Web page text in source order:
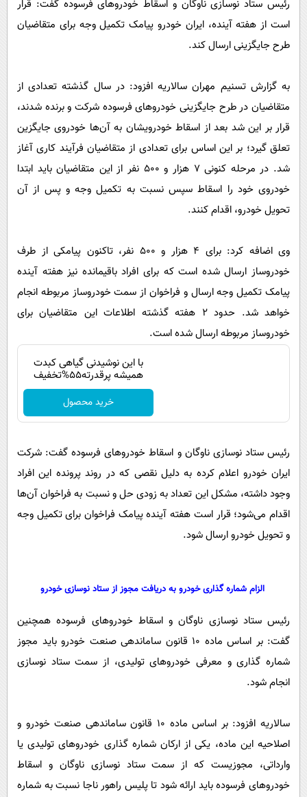
سرگرمی
فناوری
حوادث
محیط زیست
سلامت
بین الملل
سیاست خارجی
پیامک
روانشناسی
دانلود
رئیس ستاد نوسازی ناوگان و اسقاط خودروهای فرسوده گفت: قرار
است از هفته آینده، ایران خودرو پیامک تکمیل وجه برای متقاضیان
طرح جایگزینی ارسال کند.
به گزارش تسنیم مهران سالاریه افزود: در سال گذشته تعدادی از
متقاضیان در طرح جایگزینی خودروهای فرسوده شرکت و برنده شدند،
قرار بر این شد بعد از اسقاط خودرویشان به آن‌ها خودروی جایگزین
تعلق گیرد؛ بر این اساس برای تعدادی از متقاضیان فرآیند کاری آغاز
شد. در مرحله کنونی ۷ هزار و ۵۰۰ نفر از این متقاضیان باید ابتدا
خودروی خود را اسقاط سپس نسبت به تکمیل وجه و پس از آن
تحویل خودرو، اقدام کنند.
وی اضافه کرد: برای ۴ هزار و ۵۰۰ نفر، تاکنون پیامکی از طرف
خودروساز ارسال شده است که برای افراد باقیمانده نیز هفته آینده
پیامک تکمیل وجه ارسال و فراخوان از سمت خودروساز مربوطه انجام
خواهد شد. حدود ۲ هفته گذشته اطلاعات این متقاضیان برای
خودروساز مربوطه ارسال شده است.
با این نوشیدنی گیاهی کبدت
همیشه پرقدرته55%تخفیف
خرید محصول
رئیس ستاد نوسازی ناوگان و اسقاط خودروهای فرسوده گفت: شرکت
ایران خودرو اعلام کرده به دلیل نقصی که در روند پرونده این افراد
وجود داشته، مشکل این تعداد به زودی حل و نسبت به فراخوان آن‌ها
اقدام می‌شود؛ قرار است هفته آینده پیامک فراخوان برای تکمیل وجه
و تحویل خودرو ارسال شود.
الزام شماره گذاری خودرو به دریافت مجوز از ستاد نوسازی خودرو
رئیس ستاد نوسازی ناوگان و اسقاط خودروهای فرسوده همچنین
گفت: بر اساس ماده ۱۰ قانون ساماندهی صنعت خودرو باید مجوز
شماره گذاری و معرفی خودروهای تولیدی، از سمت ستاد نوسازی
انجام شود.
سالاریه افزود: بر اساس ماده ۱۰ قانون ساماندهی صنعت خودرو و
اصلاحیه این ماده، یکی از ارکان شماره گذاری خودروهای تولیدی یا
وارداتی، مجوزیست که از سمت ستاد نوسازی ناوگان و اسقاط
خودروهای فرسوده باید ارائه شود تا پلیس راهور ناجا نسبت به شماره